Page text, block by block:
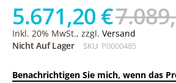
5.671,20 €
Inkl. 20% MwSt., zzgl. Versand
Nicht Auf Lager
SKU P0000485
Benachrichtigen Sie mich, wenn das